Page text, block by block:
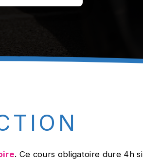
. Ce cours obligatoire dure 4h